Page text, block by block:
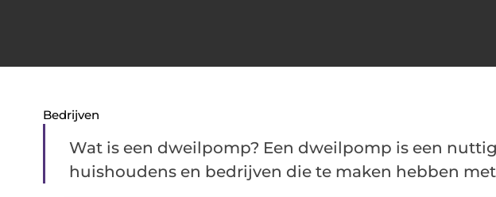
Bedrijven
Wat is een dweilpomp? Een dweilpomp is een
huishoudens en bedrijven die te maken hebben